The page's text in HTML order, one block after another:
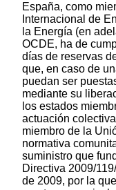
España, como
Internacional de
la Energía (en
OCDE, ha de
días de reservas
que, en caso de
puedan ser
mediante su
los estados
actuación
miembro de la
normativa
suministro que
Directiva 2009/
de 2009, por la